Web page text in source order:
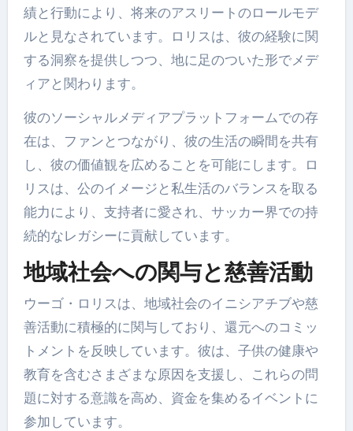
績と行動により、将来のアスリートのロールモデ
ルと見なされています。ロリスは、彼の経験に関
する洞察を提供しつつ、地に足のついた形でメデ
ィアと関わります。
彼のソーシャルメディアプラットフォームでの存
在は、ファンとつながり、彼の生活の瞬間を共有
し、彼の価値観を広めることを可能にします。ロ
リスは、公のイメージと私生活のバランスを取る
能力により、支持者に愛され、サッカー界での持
続的なレガシーに貢献しています。
地域社会への関与と慈善活動
ウーゴ・ロリスは、地域社会のイニシアチブや慈
善活動に積極的に関与しており、還元へのコミッ
トメントを反映しています。彼は、子供の健康や
教育を含むさまざまな原因を支援し、これらの問
題に対する意識を高め、資金を集めるイベントに
参加しています。